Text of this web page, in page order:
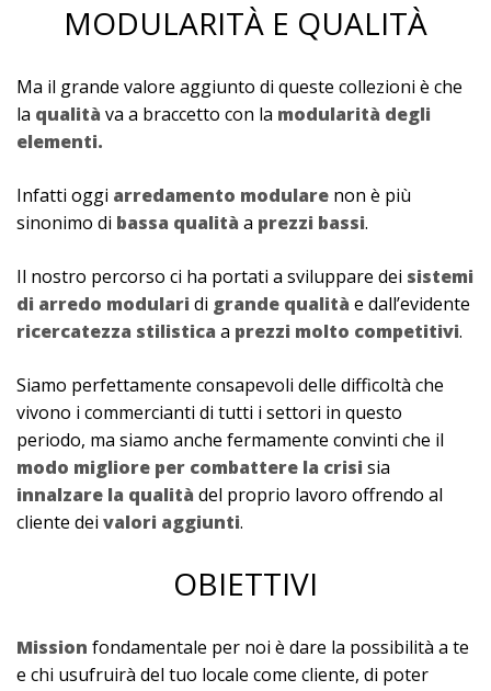
MODULARITÀ E QUALITÀ
Ma il grande valore aggiunto di queste collezioni è che
la qualità va a braccetto con la modularità degli
elementi.
Infatti oggi arredamento modulare non è più
sinonimo di bassa qualità a prezzi bassi.
Il nostro percorso ci ha portati a sviluppare dei sistemi
di arredo modulari di grande qualità e dall’evidente
ricercatezza stilistica a prezzi molto competitivi.
Siamo perfettamente consapevoli delle difficoltà che
vivono i commercianti di tutti i settori in questo
periodo, ma siamo anche fermamente convinti che il
modo migliore per combattere la crisi sia
innalzare la qualità del proprio lavoro offrendo al
cliente dei valori aggiunti.
OBIETTIVI
Mission fondamentale per noi è dare la possibilità a te
e chi usufruirà del tuo locale come cliente, di poter